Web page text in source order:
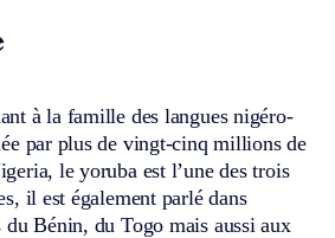
à la famille des langues nigéro-
par plus de vingt-cinq millions de
le yoruba est l’une des trois
il est également parlé dans
du Bénin, du Togo mais aussi aux